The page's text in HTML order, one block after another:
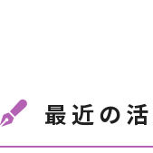
最近の